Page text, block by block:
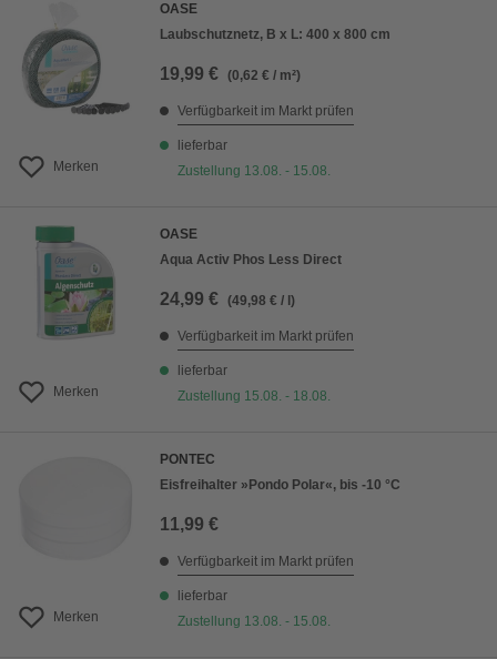
Merken
OASE
Laubschutznetz, B x L: 400 x 800 cm
19,99 € (0,62 € / m²)
Verfügbarkeit im Markt prüfen
lieferbar
Zustellung 13.08. - 15.08.
Merken
OASE
Aqua Activ Phos Less Direct
24,99 € (49,98 € / l)
Verfügbarkeit im Markt prüfen
lieferbar
Zustellung 15.08. - 18.08.
Merken
PONTEC
Eisfreihalter »Pondo Polar«, bis -10 °C
11,99 €
Verfügbarkeit im Markt prüfen
lieferbar
Zustellung 13.08. - 15.08.